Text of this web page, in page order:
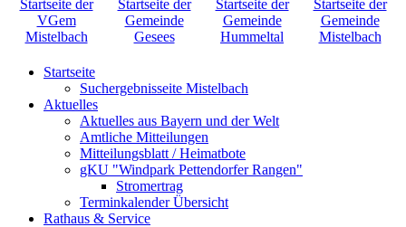
Startseite
Suchergebnisseite Mistelbach
Aktuelles
Aktuelles aus Bayern und der Welt
Amtliche Mitteilungen
Mitteilungsblatt / Heimatbote
gKU "Windpark Pettendorfer Rangen"
Stromertrag
Terminkalender Übersicht
Rathaus & Service